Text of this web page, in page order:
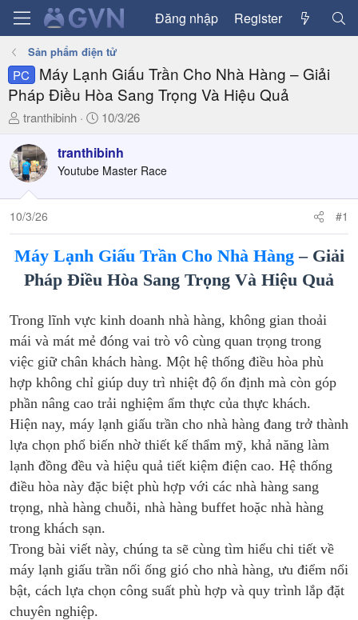
Đăng nhập Register
Sản phẩm điện tử
PC
Máy Lạnh Giấu Trần Cho Nhà Hàng – Giải
Pháp Điều Hòa Sang Trọng Và Hiệu Quả
T
r
e
a
d
s
t
a
t
r
tranthibinh
N
à
y
ử
10/3/26
tranthibinh
Youtube Master Race
10/3/26 #1
Máy Lạnh Giấu Trần Cho Nhà Hàng– Giải
Pháp Điều Hòa Sang Trọng Và Hiệu Quả
Trong lĩnh vực kinh doanh nhà hàng, không gian thoải
mái và mát mẻ đóng vai trò vô cùng quan trọng trong
việc giữ chân khách hàng. Một hệ thống điều hòa phù
hợp không chỉ giúp duy trì nhiệt độ ổn định mà còn góp
phần nâng cao trải nghiệm ẩm thực của thực khách.
Hiện nay, máy lạnh giấu trần cho nhà hàng đang trở thành
lựa chọn phổ biến nhờ thiết kế thẩm mỹ, khả năng làm
lạnh đồng đều và hiệu quả tiết kiệm điện cao. Hệ thống
điều hòa này đặc biệt phù hợp với các nhà hàng sang
trọng, nhà hàng chuỗi, nhà hàng buffet hoặc nhà hàng
trong khách sạn.
Trong bài viết này, chúng ta sẽ cùng tìm hiểu chi tiết về
máy lạnh giấu trần nối ống gió cho nhà hàng, ưu điểm nổi
bật, cách lựa chọn công suất phù hợp và quy trình lắp đặt
chuyên nghiệp.